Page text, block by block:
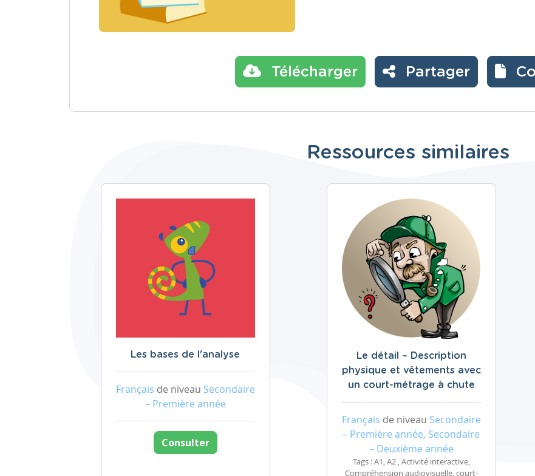
Télécharger Partager
Ressources similaires
Les bases de l'analyse
Français de niveau Secondaire
– Première année
Consulter
Le détail – Description
physique et vêtements avec
un court-métrage à chute
Français de niveau Secondaire
– Première année, Secondaire
– Deuxième année
Tags : A1, A2 , Activité interactive,
Compréhension audiovisuelle, court-